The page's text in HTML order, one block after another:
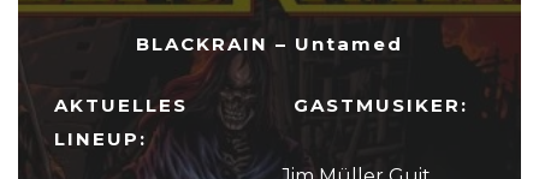
BLACKRAIN – Untamed
AKTUELLES
LINEUP:
GASTMUSIKER: